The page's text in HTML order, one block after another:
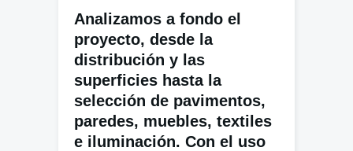
Analizamos a fondo el
proyecto, desde la
distribución y las
superficies hasta la
selección de pavimentos,
paredes, muebles, textiles
e iluminación. Con el uso